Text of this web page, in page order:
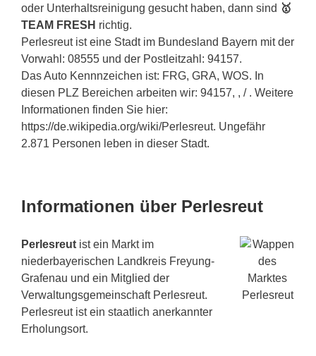
oder Unterhaltsreinigung gesucht haben, dann sind 🥇
TEAM FRESH richtig.
Perlesreut ist eine Stadt im Bundesland Bayern mit der
Vorwahl: 08555 und der Postleitzahl: 94157.
Das Auto Kennnzeichen ist: FRG, GRA, WOS. In
diesen PLZ Bereichen arbeiten wir: 94157, , / . Weitere
Informationen finden Sie hier:
https://de.wikipedia.org/wiki/Perlesreut. Ungefähr
2.871 Personen leben in dieser Stadt.
Informationen über Perlesreut
Perlesreut ist ein Markt im
niederbayerischen Landkreis Freyung-
Grafenau und ein Mitglied der
Verwaltungsgemeinschaft Perlesreut.
Perlesreut ist ein staatlich anerkannter
Erholungsort.